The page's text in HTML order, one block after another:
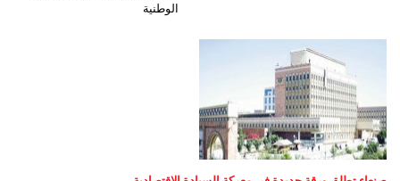
الوطنية